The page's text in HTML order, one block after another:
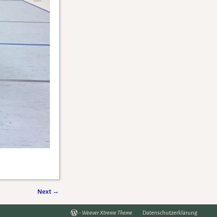
Next →
- Weaver Xtreme Theme Datenschutzerklärung